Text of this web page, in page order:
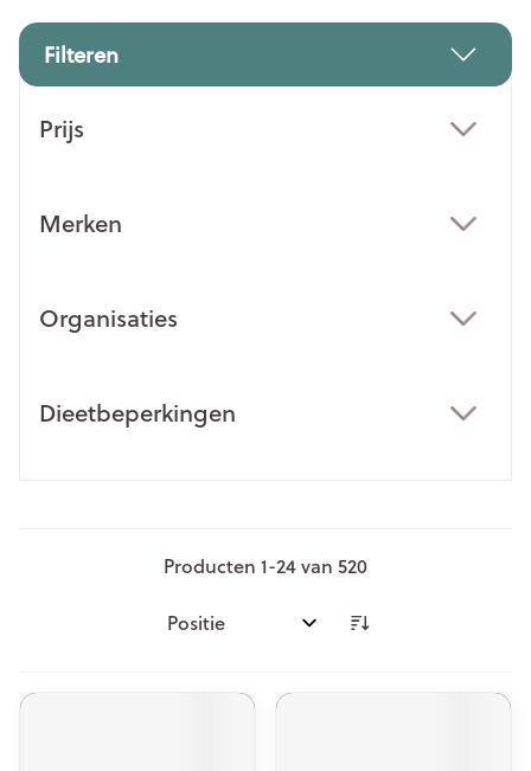
Filteren
Prijs
Merken
Organisaties
Dieetbeperkingen
Producten 1-24van 520
Sorteer op: